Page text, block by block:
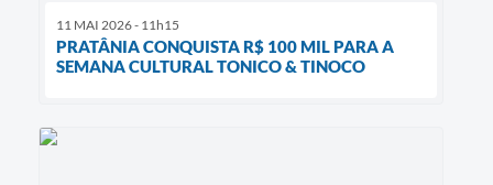
11 MAI 2026 - 11h15
PRATÂNIA CONQUISTA R$ 100 MIL PARA A
SEMANA CULTURAL TONICO & TINOCO